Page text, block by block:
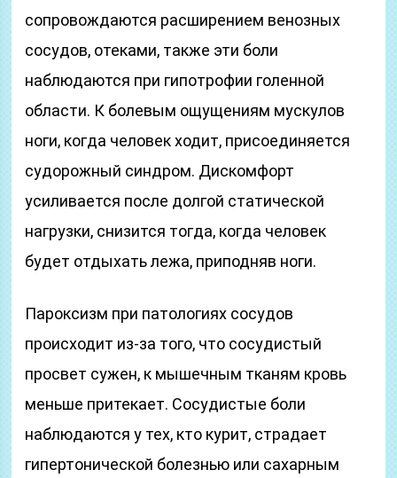
сопровождаются расширением венозных
сосудов, отеками, также эти боли
наблюдаются при гипотрофии голенной
области. К болевым ощущениям мускулов
ноги, когда человек ходит, присоединяется
судорожный синдром. Дискомфорт
усиливается после долгой статической
нагрузки, снизится тогда, когда человек
будет отдыхать лежа, приподняв ноги.
Пароксизм при патологиях сосудов
происходит из-за того, что сосудистый
просвет сужен, к мышечным тканям кровь
меньше притекает. Сосудистые боли
наблюдаются у тех, кто курит, страдает
гипертонической болезнью или сахарным